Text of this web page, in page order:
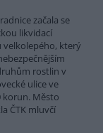
začala se
likvidací
velkolepého, který
rostlin v
ulice ve
korun. Město
ČTK mluvčí